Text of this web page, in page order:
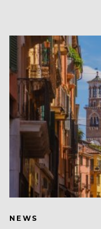
NEWS